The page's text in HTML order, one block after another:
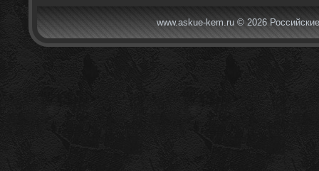
www.askue-kem.ru © 2026